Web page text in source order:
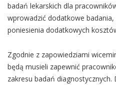
badań lekarskich dla
wprowadzić dodatkowe
poniesienia dodatkowych
Zgodnie z zapowiedziami
będą musieli zapewnić
zakresu badań